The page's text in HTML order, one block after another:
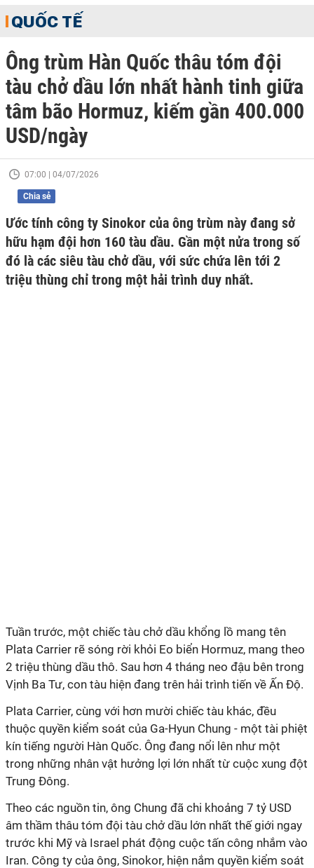
QUỐC TẾ
Ông trùm Hàn Quốc thâu tóm đội
tàu chở dầu lớn nhất hành tinh giữa
tâm bão Hormuz, kiếm gần 400.000
USD/ngày
07:00 | 04/07/2026
Chia sẻ
Ước tính công ty Sinokor của ông trùm này đang sở
hữu hạm đội hơn 160 tàu dầu. Gần một nửa trong số
đó là các siêu tàu chở dầu, với sức chứa lên tới 2
triệu thùng chỉ trong một hải trình duy nhất.
Tuần trước, một chiếc tàu chở dầu khổng lồ mang tên
Plata Carrier rẽ sóng rời khỏi Eo biển Hormuz, mang theo
2 triệu thùng dầu thô. Sau hơn 4 tháng neo đậu bên trong
Vịnh Ba Tư, con tàu hiện đang trên hải trình tiến về Ấn Độ.
Plata Carrier, cùng với hơn mười chiếc tàu khác, đều
thuộc quyền kiểm soát của Ga-Hyun Chung - một tài phiệt
kín tiếng người Hàn Quốc. Ông đang nổi lên như một
trong những nhân vật hưởng lợi lớn nhất từ cuộc xung đột
Trung Đông.
Theo các nguồn tin, ông Chung đã chi khoảng 7 tỷ USD
âm thầm thâu tóm đội tàu chở dầu lớn nhất thế giới ngay
trước khi Mỹ và Israel phát động cuộc tấn công nhắm vào
Iran. Công ty của ông, Sinokor, hiện nắm quyền kiểm soát